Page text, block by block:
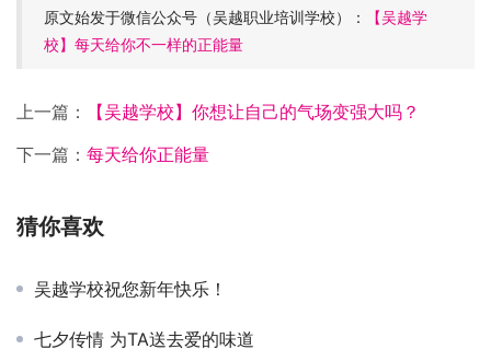
原文始发于微信公众号（吴越职业培训学校）：
【吴越学
校】每天给你不一样的正能量
上一篇：
【吴越学校】你想让自己的气场变强大吗？
下一篇： 每天给你正能量
猜你喜欢
吴越学校祝您新年快乐！
七夕传情 为TA送去爱的味道